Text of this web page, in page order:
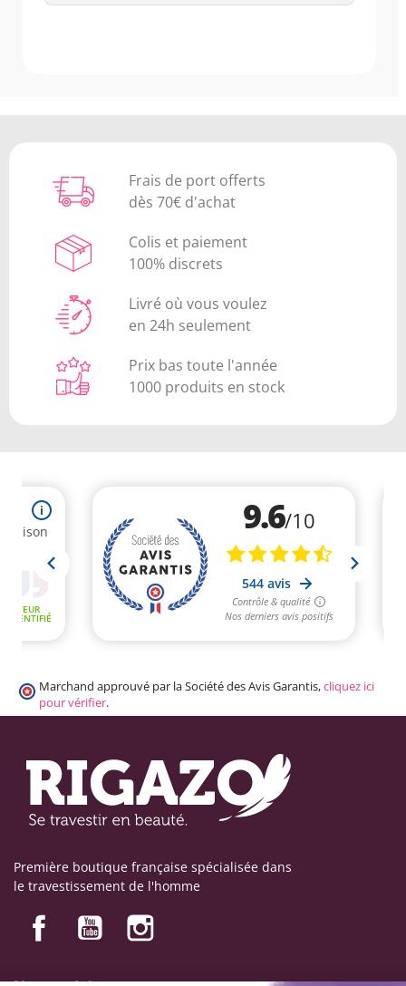
Frais de port offerts
dès 70€ d'achat
Colis et paiement
100% discrets
Livré où vous voulez
en 24h seulement
Prix bas toute l'année
1000 produits en stock
Marchand approuvé par la Société des Avis Garantis,cliquez ici
pour vérifier.
Première boutique française spécialisée dans
le travestissement de l'homme